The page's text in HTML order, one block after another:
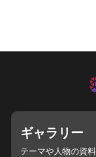
ギャラリー
テーマや人物の資